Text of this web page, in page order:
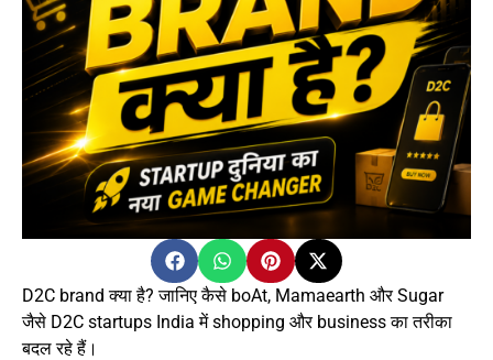
D2C brand क्या है? जानिए कैसे boAt, Mamaearth और Sugar
जैसे D2C startups India में shopping और business का तरीका
बदल रहे हैं।